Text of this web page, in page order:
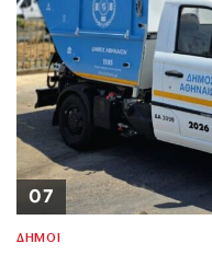
07
ΔΗΜΟΙ